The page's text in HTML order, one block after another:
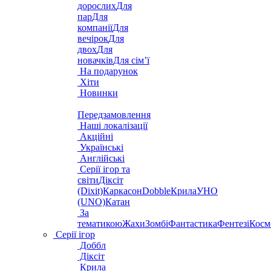
дорослихДля
парДля
компаніїДля
вечірокДля
двохДля
новачківДля сім’ї
На подарунок
Хіти
Новинки
Передзамовлення
Наші локалізації
Акційні
Українські
Англійські
Серії ігор та
світиДіксіт
(Dixit)КаркасонDobbleКрилаУНО
(UNO)Катан
За
тематикоюЖахиЗомбіФантастикаФентезі
Серії ігор
Доббл
Діксіт
Крила